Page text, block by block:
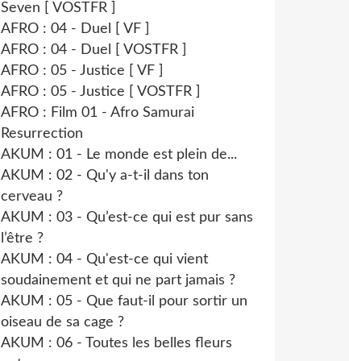
Seven [ VOSTFR ]
AFRO : 04 - Duel [ VF ]
AFRO : 04 - Duel [ VOSTFR ]
AFRO : 05 - Justice [ VF ]
AFRO : 05 - Justice [ VOSTFR ]
AFRO : Film 01 - Afro Samurai
Resurrection
AKUM : 01 - Le monde est plein de...
AKUM : 02 - Qu'y a-t-il dans ton
cerveau ?
AKUM : 03 - Qu’est-ce qui est pur sans
l’être ?
AKUM : 04 - Qu'est-ce qui vient
soudainement et qui ne part jamais ?
AKUM : 05 - Que faut-il pour sortir un
oiseau de sa cage ?
AKUM : 06 - Toutes les belles fleurs